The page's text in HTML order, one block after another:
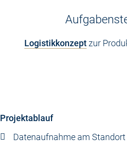
Logistikkonzeptzur
Projektablauf
Datenaufnahme am